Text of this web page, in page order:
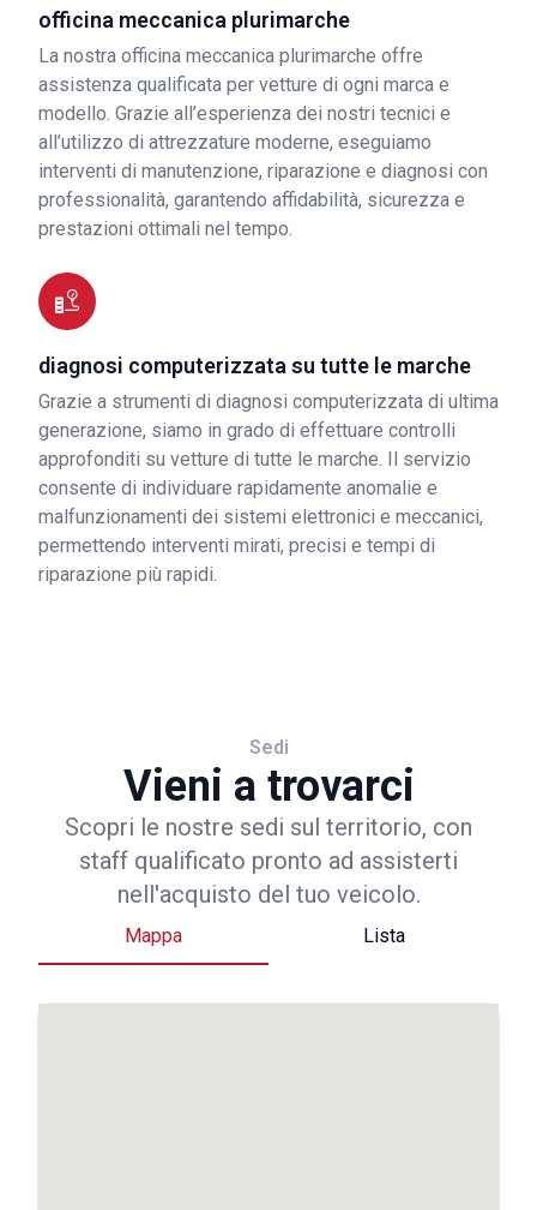
officina meccanica plurimarche
La nostra officina meccanica plurimarche offre
assistenza qualificata per vetture di ogni marca e
modello. Grazie all’esperienza dei nostri tecnici e
all’utilizzo di attrezzature moderne, eseguiamo
interventi di manutenzione, riparazione e diagnosi con
professionalità, garantendo affidabilità, sicurezza e
prestazioni ottimali nel tempo.
diagnosi computerizzata su tutte le marche
Grazie a strumenti di diagnosi computerizzata di ultima
generazione, siamo in grado di effettuare controlli
approfonditi su vetture di tutte le marche. Il servizio
consente di individuare rapidamente anomalie e
malfunzionamenti dei sistemi elettronici e meccanici,
permettendo interventi mirati, precisi e tempi di
riparazione più rapidi.
Sedi
Vieni a trovarci
Scopri le nostre sedi sul territorio, con
staff qualificato pronto ad assisterti
nell'acquisto del tuo veicolo.
Mappa Lista